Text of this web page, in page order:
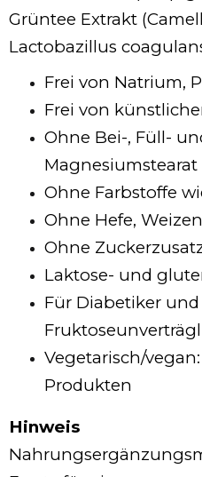
Grüntee Extrakt
Lactobazillus
Frei von Natrium,
Frei von
Ohne Bei-, Füll-
Magnesiumstearat
Ohne Farbstoffe
Ohne Hefe,
Ohne
Laktose- und
Für Diabetiker und
Vegetarisch/
Produkten
Hinweis